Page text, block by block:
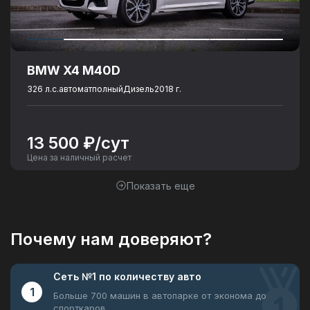
Дополнительное оснащение
запасное колесо
Держатель для телефона
Универсальное зарядное устройство для смартфонов
Компрессор для подкачки колёс
BMW X4 M40D
326 л.с.автоматполныйДизель2018 г.
13 500 ₽/сут
Цена за наличный расчет
Показать еще
Почему нам доверяют?
1
Сеть №1 по количеству авто
Больше 700 машин в автопарке от эконома до